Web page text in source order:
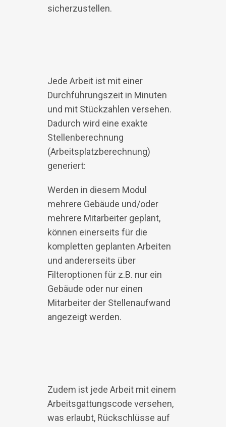
sicherzustellen.
Jede Arbeit ist mit einer
Durchführungszeit in Minuten
und mit Stückzahlen versehen.
Dadurch wird eine exakte
Stellenberechnung
(Arbeitsplatzberechnung)
generiert:
Werden in diesem Modul
mehrere Gebäude und/oder
mehrere Mitarbeiter geplant,
können einerseits für die
kompletten geplanten Arbeiten
und andererseits über
Filteroptionen für z.B. nur ein
Gebäude oder nur einen
Mitarbeiter der Stellenaufwand
angezeigt werden.
Zudem ist jede Arbeit mit einem
Arbeitsgattungscode versehen,
was erlaubt, Rückschlüsse auf